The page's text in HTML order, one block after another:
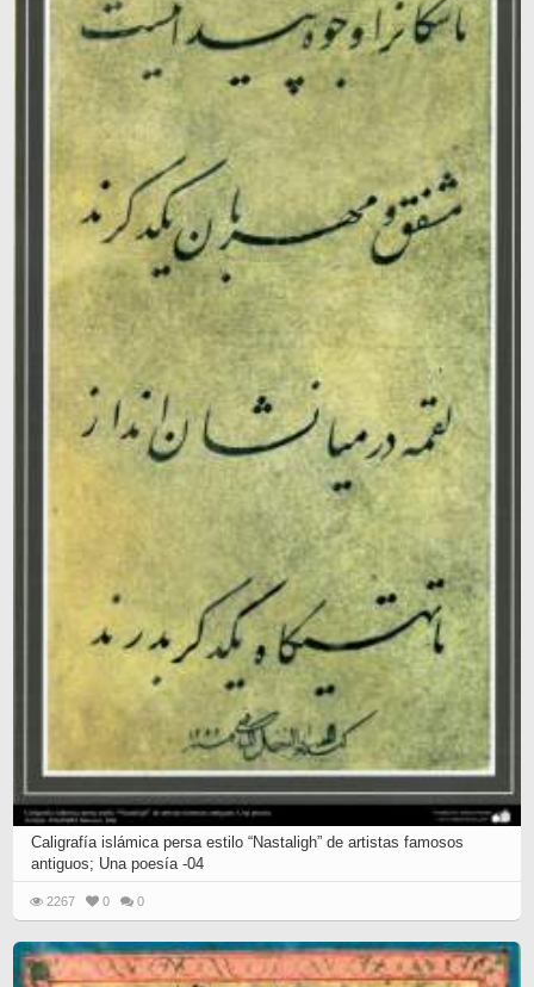
Caligrafía islámica persa estilo “Nastaligh” de artistas famosos
antiguos; Una poesía -04
2267 0 0